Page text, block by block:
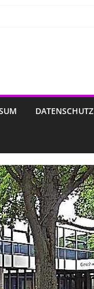
DATENSCHUTZ